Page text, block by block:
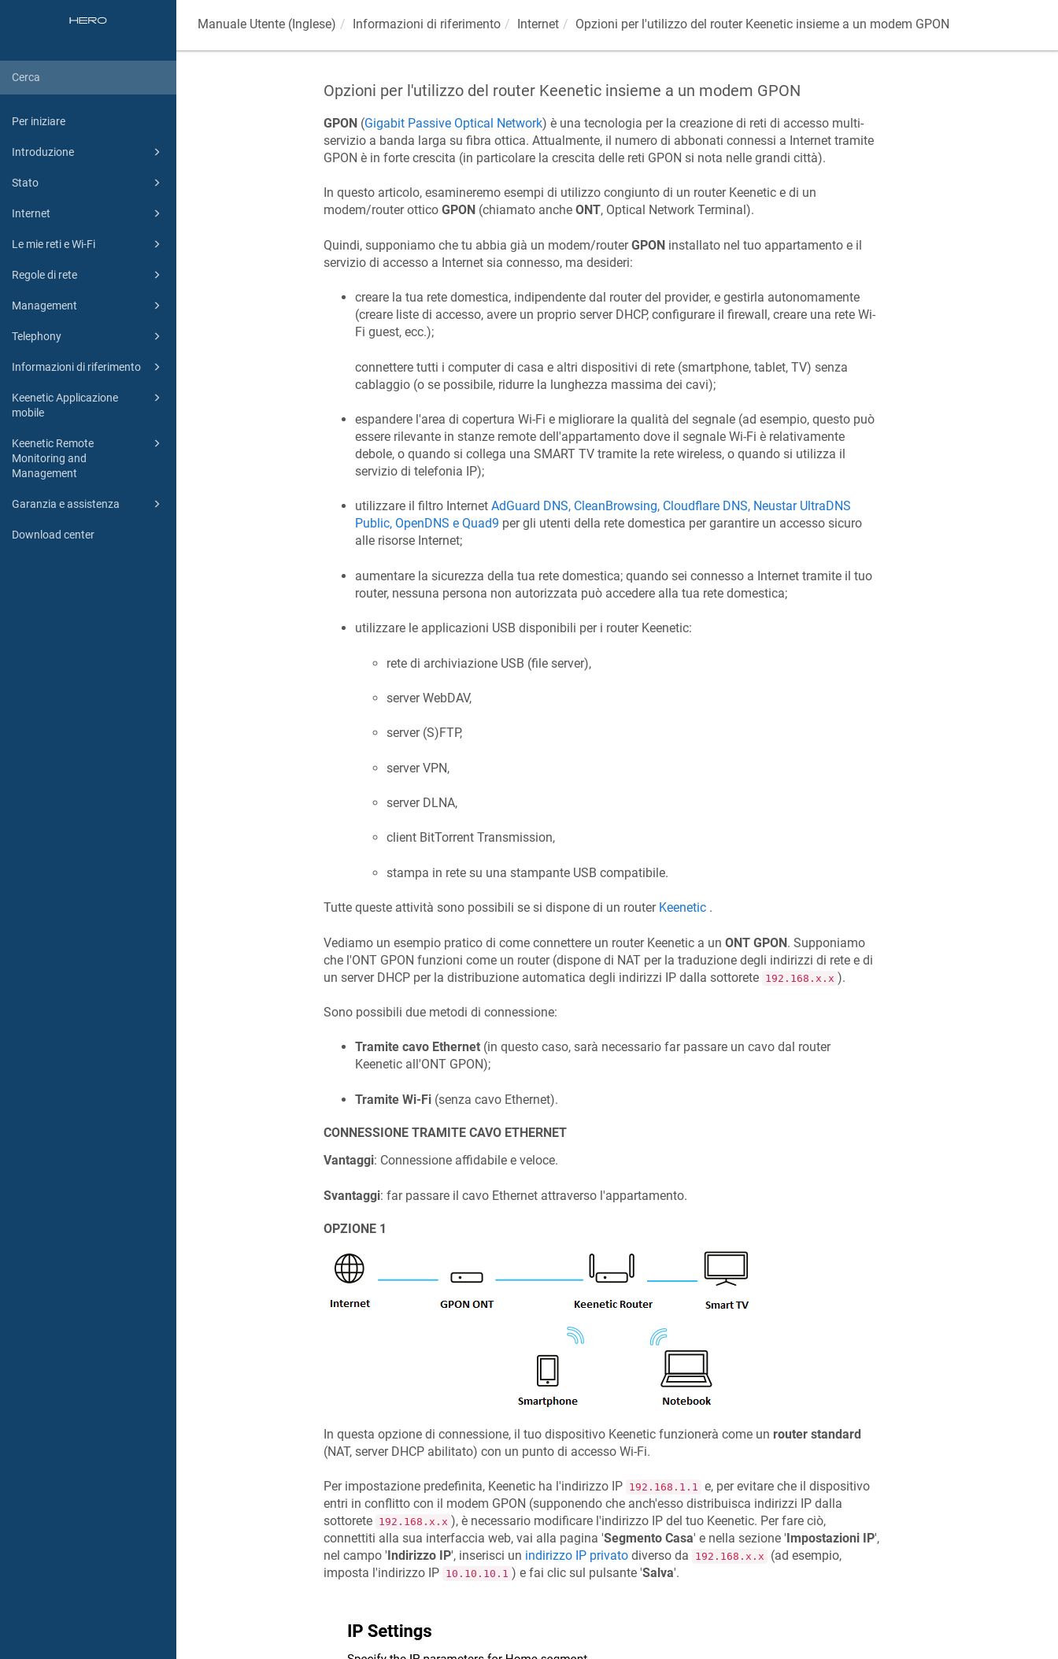
Per iniziare
Introduzione
Stato
Internet
Le mie reti e Wi-Fi
Regole di rete
Management
Telephony
Informazioni di riferimento
Keenetic Applicazione
mobile
Keenetic Remote
Monitoring and
Management
Garanzia e assistenza
Download center
Manuale Utente (Inglese) Informazioni di riferimento Internet Opzioni per l'utilizzo del router Keeneticinsieme a un modem GPON
Opzioni per l'utilizzo del router Keeneticinsieme a un modem GPON
GPON(Gigabit Passive Optical Network) è una tecnologia per la creazione di reti di accesso multi-
servizio a banda larga su fibra ottica. Attualmente, il numero di abbonati connessi a Internet tramite
GPON è in forte crescita (in particolare la crescita delle reti GPON si nota nelle grandi città).
In questo articolo, esamineremo esempi di utilizzo congiunto di un router Keenetice di un
modem/router ottico GPON (chiamato anche ONT, Optical Network Terminal).
Quindi, supponiamo che tu abbia già un modem/routerGPONinstallato nel tuo appartamento e il
servizio di accesso a Internet sia connesso, ma desideri:
creare la tua rete domestica, indipendente dal router del provider, e gestirla autonomamente
(creare liste di accesso, avere un proprio server DHCP, configurare il firewall, creare una rete Wi-
Fi guest, ecc.);
connettere tutti i computer di casa e altri dispositivi di rete (smartphone, tablet, TV) senza
cablaggio (o se possibile, ridurre la lunghezza massima dei cavi);
espandere l'area di copertura Wi-Fi e migliorare la qualità del segnale (ad esempio, questo può
essere rilevante in stanze remote dell'appartamento dove il segnale Wi-Fi è relativamente
debole, o quando si collega una SMART TV tramite la rete wireless, o quando si utilizza il
servizio di telefonia IP);
utilizzare il filtro Internet AdGuard DNS, CleanBrowsing, Cloudflare DNS, Neustar UltraDNS
Public, OpenDNS e Quad9 per gli utenti della rete domestica per garantire un accesso sicuro
alle risorse Internet;
aumentare la sicurezza della tua rete domestica; quando sei connesso a Internet tramite il tuo
router, nessuna persona non autorizzata può accedere alla tua rete domestica;
utilizzare le applicazioni USB disponibili per i router Keenetic:
rete di archiviazione USB (file server),
server WebDAV,
server (S)FTP,
server VPN,
server DLNA,
client BitTorrent Transmission,
stampa in rete su una stampante USB compatibile.
Tutte queste attività sono possibili se si dispone di un router Keenetic .
Vediamo un esempio pratico di come connettere un router Keenetica un ONT GPON. Supponiamo
che l'ONT GPON funzioni come un router (dispone di NAT per la traduzione degli indirizzi di rete e di
un server DHCP per la distribuzione automatica degli indirizzi IP dalla sottorete 192.168.x.x ).
Sono possibili due metodi di connessione:
Tramite cavo Ethernet(in questo caso, sarà necessario far passare un cavo dal router
Keeneticall'ONT GPON);
Tramite Wi-Fi(senza cavo Ethernet).
CONNESSIONE TRAMITE CAVO ETHERNET
Vantaggi: Connessione affidabile e veloce.
Svantaggi: far passare il cavo Ethernet attraverso l'appartamento.
OPZIONE 1
In questa opzione di connessione, il tuo dispositivo Keeneticfunzionerà come un router standard
(NAT, server DHCP abilitato) con un punto di accesso Wi-Fi.
Per impostazione predefinita, Keeneticha l'indirizzo IP 192.168.1.1 e, per evitare che il dispositivo
entri in conflitto con il modem GPON (supponendo che anch'esso distribuisca indirizzi IP dalla
sottorete 192.168.x.x ), è necessario modificare l'indirizzo IP del tuo Keenetic. Per fare ciò,
connettiti alla sua interfaccia web, vai alla pagina 'Segmento Casa' e nella sezione ' Impostazioni IP',
nel campo ' Indirizzo IP', inserisci un indirizzo IP privatodiverso da 192.168.x.x
(ad esempio,
imposta l'indirizzo IP 10.10.10.1 ) e fai clic sul pulsante 'Salva'.